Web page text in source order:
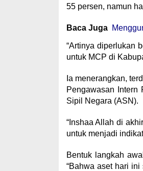
55 persen, namun
Baca Juga
“Artinya diperlukan
untuk MCP di
Ia menerangkan,
Pengawasan Intern
Sipil Negara (ASN).
“Inshaa Allah di
untuk menjadi
Bentuk langkah
“Bahwa aset hari